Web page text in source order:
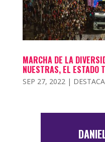
MARCHA DE LA
NUESTRAS, EL ESTADO
SEP 27, 2022|